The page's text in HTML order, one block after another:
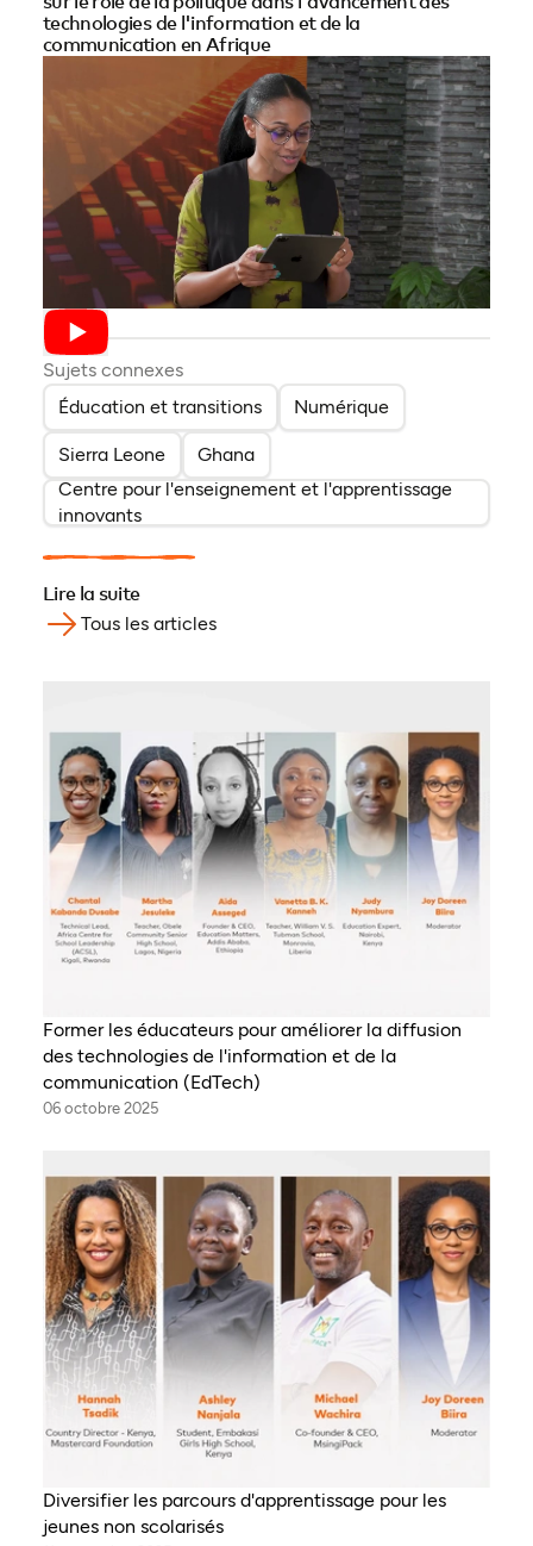
technologies de l'information et de la
communication en Afrique
Sujets connexes
Éducation et transitions
Numérique
Sierra Leone
Ghana
Centre pour l'enseignement et l'apprentissage
innovants
Lire la suite
Tous les articles
Former les éducateurs pour améliorer la diffusion
des technologies de l'information et de la
communication (EdTech)
06 octobre 2025
Diversifier les parcours d'apprentissage pour les
jeunes non scolarisés